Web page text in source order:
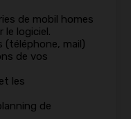
de mobil homes
le logiciel.
(téléphone, mail)
de vos
les
de